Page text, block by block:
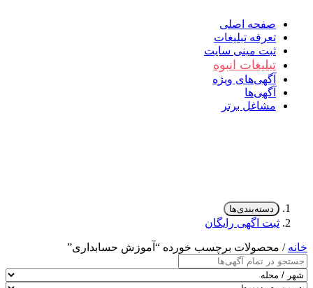
صفحه اصلی
تعرفه تبلیغات
ثبت مینی سایت
تبلیغات انبوه
آگهی‌های ویژه
آگهی‌ها
مشاغل برتر
دسته‌بندی‌ها
ثبت اگهی رایگان
خانه / محصولات برچسب خورده “آموزش حسابداری”